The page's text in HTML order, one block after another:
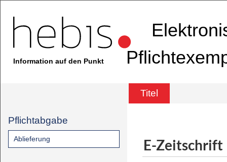
Information auf den Punkt
Titel
Pflichtabgabe
Ablieferung E-Zeitschrift